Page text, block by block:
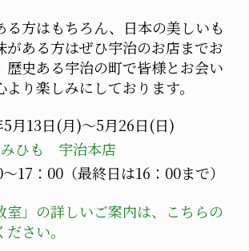
る方はもちろん、日本の美しいも
がある方はぜひ宇治のお店までお
歴史ある宇治の町で皆様とお会い
り楽しみにしております。
月13日(月)～5月26日(日)
ひも 宇治本店
17：00（最終日は16：00まで）
室」の詳しいご案内は、こちらの
さい。